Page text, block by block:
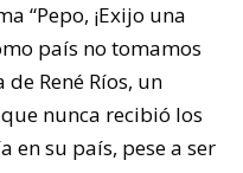
“Pepo, ¡Exijo una
país no tomamos
René Ríos, un
nunca recibió los
en su país, pese a ser